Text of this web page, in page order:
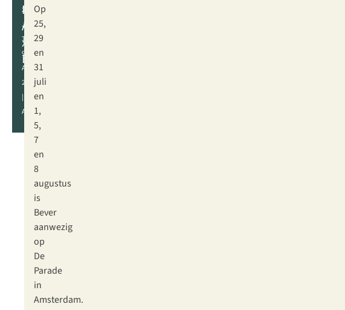
24
JULI
T/M
9
AUGUSTUS
2026
|
AMSTERDAM
Parade
Amsterdam
x
Bever
Op
25,
29
en
31
juli
en
1,
5,
7
en
8
augustus
is
Bever
aanwezig
op
De
Parade
in
Amsterdam.